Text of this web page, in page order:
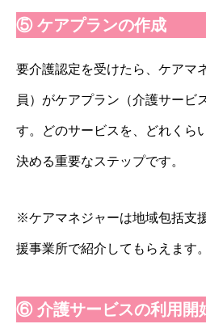
⑤ ケアプランの作成
要介護認定を受けたら、ケアマ
員）がケアプラン（介護サービ
す。どのサービスを、どれくら
決める重要なステップです。
※ケアマネジャーは地域包括支
援事業所で紹介してもらえます。
⑥ 介護サービスの利用開